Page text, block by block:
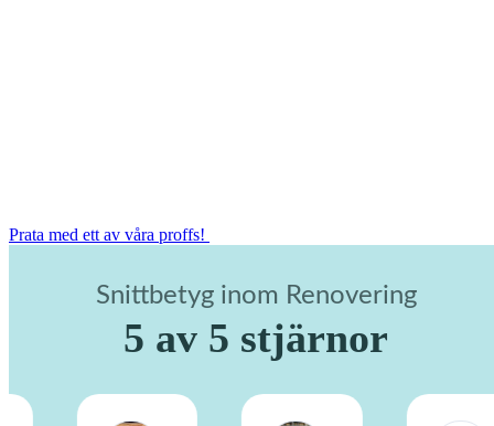
Pra­ta med ett av våra proffs!